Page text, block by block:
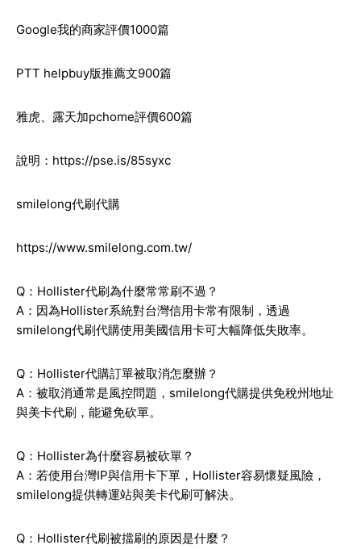
Google我的商家評價1000篇
PTT helpbuy版推薦文900篇
雅虎、露天加pchome評價600篇
說明： https://pse.is/85syxc
smilelong代刷代購
https://www.smilelong.com.tw/
Q：Hollister代刷為什麼常常刷不過？
A：因為Hollister系統對台灣信用卡常有限制，透過
smilelong代刷代購使用美國信用卡可大幅降低失敗率。
Q：Hollister代購訂單被取消怎麼辦？
A：被取消通常是風控問題，smilelong代購提供免稅州地址
與美卡代刷，能避免砍單。
Q：Hollister為什麼容易被砍單？
A：若使用台灣IP與信用卡下單，Hollister容易懷疑風險，
smilelong提供轉運站與美卡代刷可解決。
Q：Hollister代刷被擋刷的原因是什麼？